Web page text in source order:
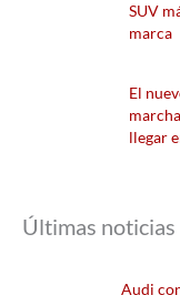
SUV
marca
El
llegar
Últimas noticias
Audi